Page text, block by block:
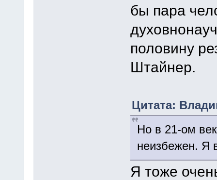
бы пара
половину
Штайнер.
Цитата:
Но в 21-ом
неизбежен. Я
Я тоже